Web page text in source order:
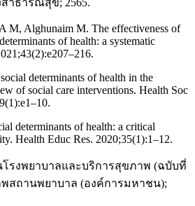
าธารณสุข; 2565.
M, Alghunaim M. The effectiveness of
of health: a systematic
determinants of health in the
of social care interventions. Health Soc
determinants of health: a critical
Health Educ Res. 2020;35(1):1–12.
นโรงพยาบาลและบริการสุขภาพ (ฉบับที่
สถานพยาบาล (องค์การมหาชน);